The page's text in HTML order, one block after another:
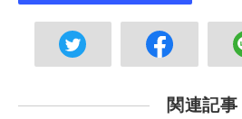
関連記事